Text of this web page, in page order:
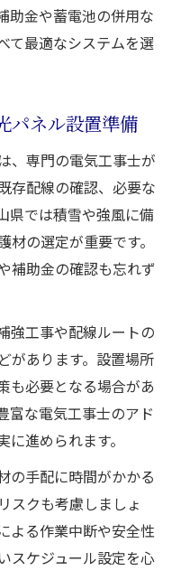
助金や蓄電池の併用な
て最適なシステムを選
パネル設置準備
、専門の電気工事士が
存配線の確認、必要な
県では積雪や強風に備
の選定が重要です。
補助金の確認も忘れず
強工事や配線ルートの
があります。設置場所
も必要となる場合があ
富な電気工事士のアド
進められます。
の手配に時間がかかる
スクも考慮しましょ
よる作業中断や安全性
スケジュール設定を心